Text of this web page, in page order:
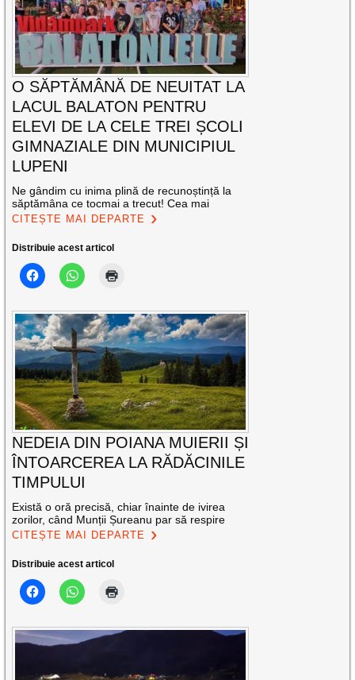
O SĂPTĂMÂNĂ DE NEUITAT LA
LACUL BALATON PENTRU
ELEVI DE LA CELE TREI ȘCOLI
GIMNAZIALE DIN MUNICIPIUL
LUPENI
Ne gândim cu inima plină de recunoștință la
săptămâna ce tocmai a trecut! Cea mai
CITEȘTE MAI DEPARTE
Distribuie acest articol
NEDEIA DIN POIANA MUIERII ȘI
ÎNTOARCEREA LA RĂDĂCINILE
TIMPULUI
Există o oră precisă, chiar înainte de ivirea
zorilor, când Munții Șureanu par să respire
CITEȘTE MAI DEPARTE
Distribuie acest articol